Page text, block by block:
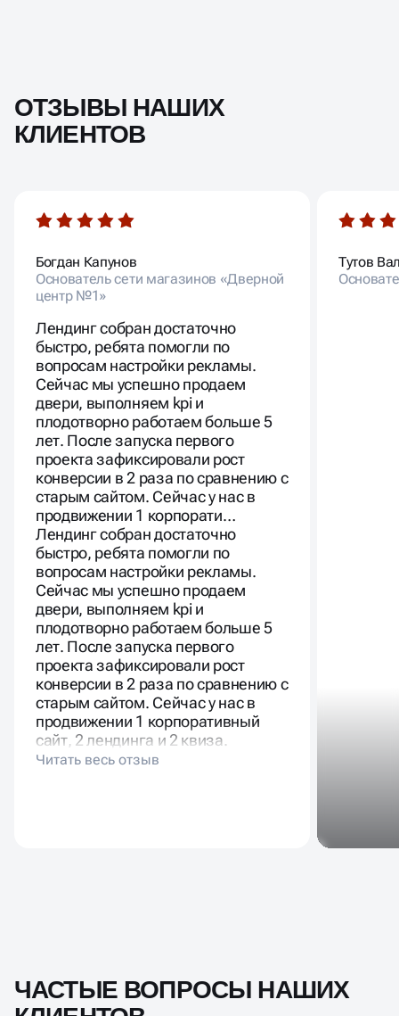
ОТЗЫВЫ НАШИХ
КЛИЕНТОВ
Богдан Капунов
Основатель сети магазинов «Дверной
центр №1»
Лендинг собран достаточно
быстро, ребята помогли по
вопросам настройки рекламы.
Сейчас мы успешно продаем
двери, выполняем kpi и
плодотворно работаем больше 5
лет. После запуска первого
проекта зафиксировали рост
конверсии в 2 раза по сравнению с
старым сайтом. Сейчас у нас в
продвижении 1 корпорати…
Лендинг собран достаточно
быстро, ребята помогли по
вопросам настройки рекламы.
Сейчас мы успешно продаем
двери, выполняем kpi и
плодотворно работаем больше 5
лет. После запуска первого
проекта зафиксировали рост
конверсии в 2 раза по сравнению с
старым сайтом. Сейчас у нас в
продвижении 1 корпоративный
сайт, 2 лендинга и 2 квиза.
Тутов
ЧАСТЫЕ ВОПРОСЫ НАШИХ
ОБСУДИТЬ ПРОЕКТ 🔥